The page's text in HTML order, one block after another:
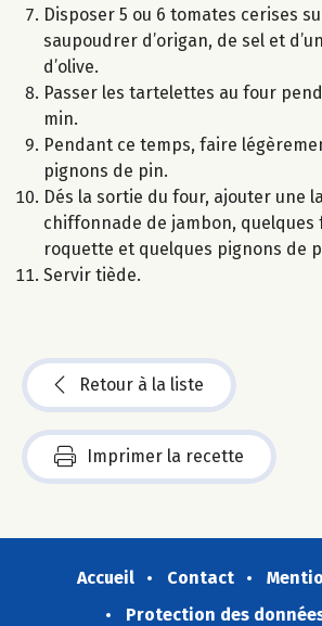
Disposer 5 ou 6 tomates cerises
saupoudrer d’origan, de sel et
d’olive.
Passer les tartelettes au four
min.
Pendant ce temps, faire
pignons de pin.
Dés la sortie du four, ajouter une
chiffonnade de jambon, quelques
roquette et quelques pignons de
Servir tiède.
Retour à la liste
Imprimer la recette
Accueil Contact
Protection des